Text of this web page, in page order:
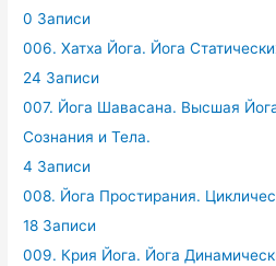
0 Записи
006. Хатха Йога. Йога
24 Записи
007. Йога Шавасана. Высшая
Сознания и Тела.
4 Записи
008. Йога Простирания.
18 Записи
009. Крия Йога. Йога